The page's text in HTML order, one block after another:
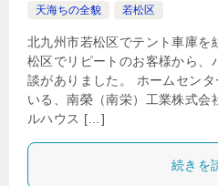
天海ちの全貌 若松区
北九州市若松区でテント車庫を
松区でリピートのお客様から、
談がありました。 ホームセン
いる、南榮（南栄）工業株式会
ルハウス […]
続きを